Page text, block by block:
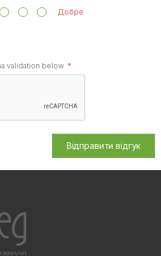
Добре
validation below
Відправити відгук